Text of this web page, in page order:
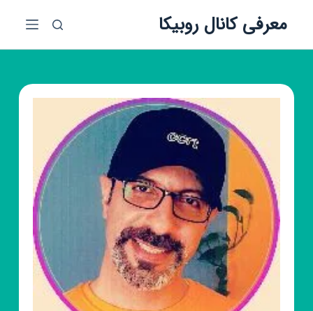
ش
معرفی کانال روبیکا